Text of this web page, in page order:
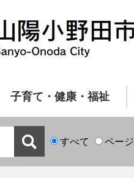
子育て・健康・福祉
すべて ページ